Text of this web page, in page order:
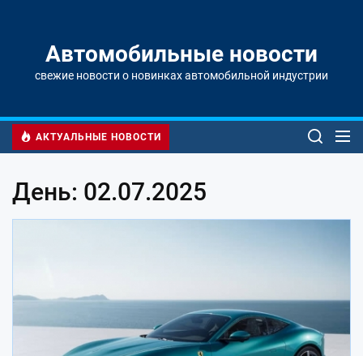
содержимомуАвтомобильные новости
свежие новости о новинках автомобильной индустрии
АКТУАЛЬНЫЕ НОВОСТИ
День: 02.07.2025